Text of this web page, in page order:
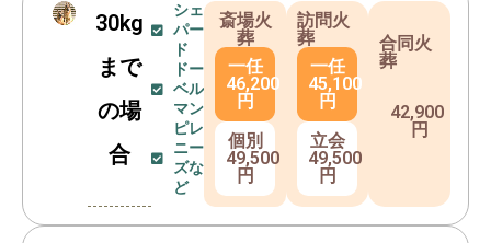
30kg
まで
の場
合
シェ
パー
ド
ドー
ベル
マン
ピレ
ニー
ズな
ど
斎場火
葬
一任
46,200
円
個別
49,500
円
訪問火
葬
一任
45,100
円
立会
49,500
円
合同火
葬
42,900
円